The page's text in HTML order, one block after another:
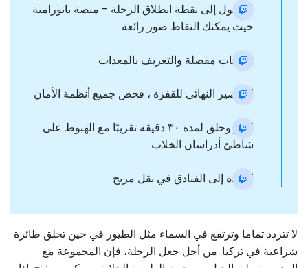
الوصول إلى نقطة انطلاق الرحلة - منصة بانورامية
حيث يمكنك التقاط صور رائعة
تعليمات مفصلة والتعريف بالمعدات
التحضير النهائي للقفزة ، فحص جميع أنظمة الأمان
اقفز وحلق لمدة ٣٠ دقيقة تقريبًا مع الهبوط على
شاطئ أدراسان الخلاب
العودة إلى الفنادق في نقل مريح
لا تتردد تماما وترتفع في السماء مثل الطيور في حين تحلق طائرة
شراعية في تركيا. من أجل جعل الرحلة، فإن المجموعة مع